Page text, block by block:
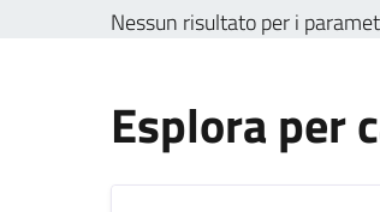
Nessun risultato per i
Esplora per